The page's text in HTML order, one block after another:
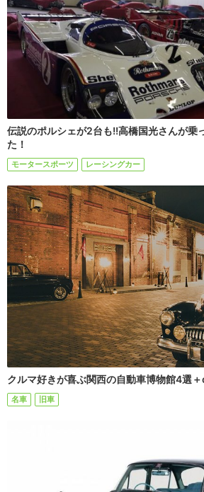
伝説のポルシェが2台も!!高橋国光さんが乗
た！
モータースポーツ レーシングカー
クルマ好きが喜ぶ関西の自動車博物館4選
名車 旧車